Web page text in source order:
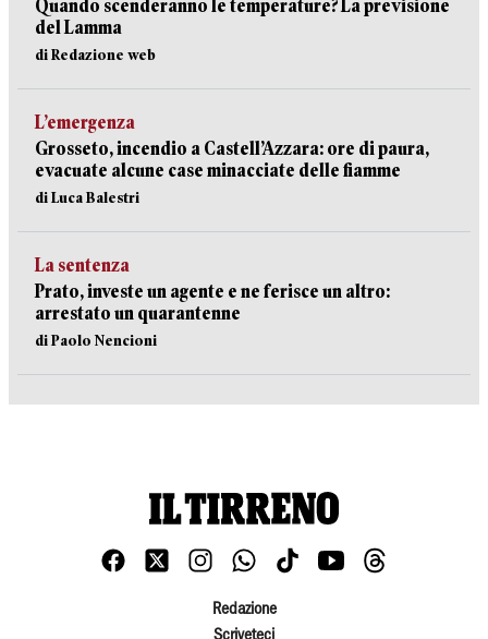
Quando scenderanno le temperature? La previsione
del Lamma
di Redazione web
L’emergenza
Grosseto, incendio a Castell’Azzara: ore di paura,
evacuate alcune case minacciate delle fiamme
di Luca Balestri
La sentenza
Prato, investe un agente e ne ferisce un altro:
arrestato un quarantenne
di Paolo Nencioni
Redazione
Scriveteci